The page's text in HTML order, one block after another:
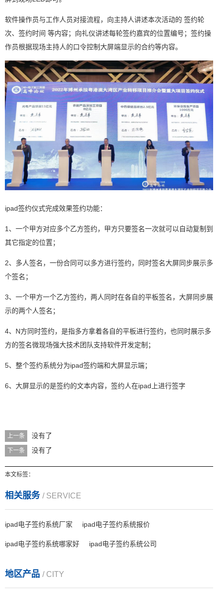
软件操作员与工作人员对接流程，向主持人讲述本次活动的 签约轮
次、签约时间 等内容；向礼仪讲述每轮签约嘉宾的位置编号；签约操
作员根据现场主持人的口令控制大屏端显示的合约等内容。
ipad签约仪式完成效果签约功能：
1、一个甲方对应多个乙方签约，甲方只要签名一次就可以自动复制到
其它指定的位置；
2、多人签名，一份合同可以多方进行签约，同时签名大屏同步展示多
个签名；
3、一个甲方一个乙方签约，两人同时在各自的平板签名，大屏同步展
示的两个人签名；
4、N方同时签约，是指多方拿着各自的平板进行签约，也同时展示多
方的签名微现场强大技术团队支持软件开发定制；
5、整个签约系统分为ipad签约端和大屏显示端；
6、大屏显示的是签约的文本内容，签约人在ipad上进行签字
上一条 没有了
下一条 没有了
本文标签：
相关服务 / SERVICE
ipad电子签约系统厂家 ipad电子签约系统报价
ipad电子签约系统哪家好 ipad电子签约系统公司
地区产品 / CITY